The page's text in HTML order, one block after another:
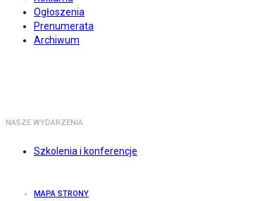
Ogłoszenia
Prenumerata
Archiwum
NASZE WYDARZENIA
Szkolenia i konferencje
MAPA STRONY